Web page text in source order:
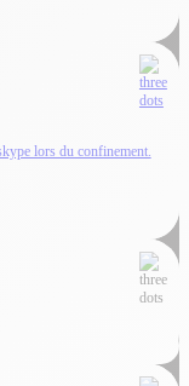
lors du confinement.